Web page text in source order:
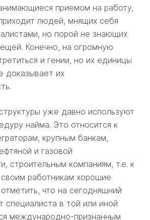
приемом на работу,
людей, мнящих себя
но порой не знающих
Конечно, на огромную
и гении, но их единицы
доказывает их
уже давно используют
найма. Это относится к
крупным банкам,
и газовой
строительным компаниям, т.е. к
работникам хорошие
что на сегодняшний
специалиста в той или иной
международно-признанным